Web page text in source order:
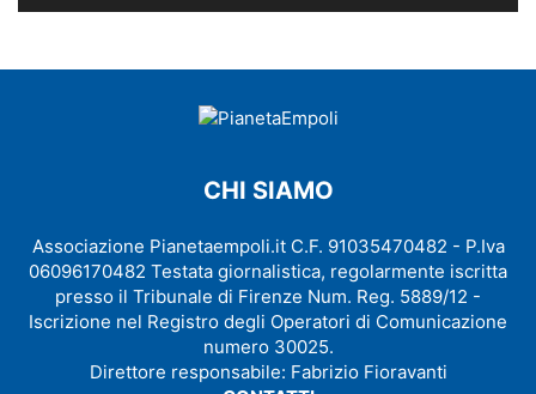
CHI SIAMO
Associazione Pianetaempoli.it C.F. 91035470482 - P.Iva
06096170482 Testata giornalistica, regolarmente iscritta
presso il Tribunale di Firenze Num. Reg. 5889/12 -
Iscrizione nel Registro degli Operatori di Comunicazione
numero 30025.
Direttore responsabile: Fabrizio Fioravanti